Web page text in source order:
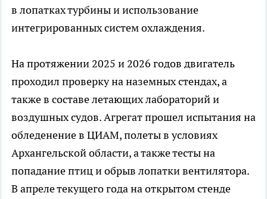
в лопатках турбины и использование
интегрированных систем охлаждения.
На протяжении 2025 и 2026 годов двигатель
проходил проверку на наземных стендах, а
также в составе летающих лабораторий и
воздушных судов. Агрегат прошел испытания на
обледенение в ЦИАМ, полеты в условиях
Архангельской области, а также тесты на
попадание птиц и обрыв лопатки вентилятора.
В апреле текущего года на открытом стенде